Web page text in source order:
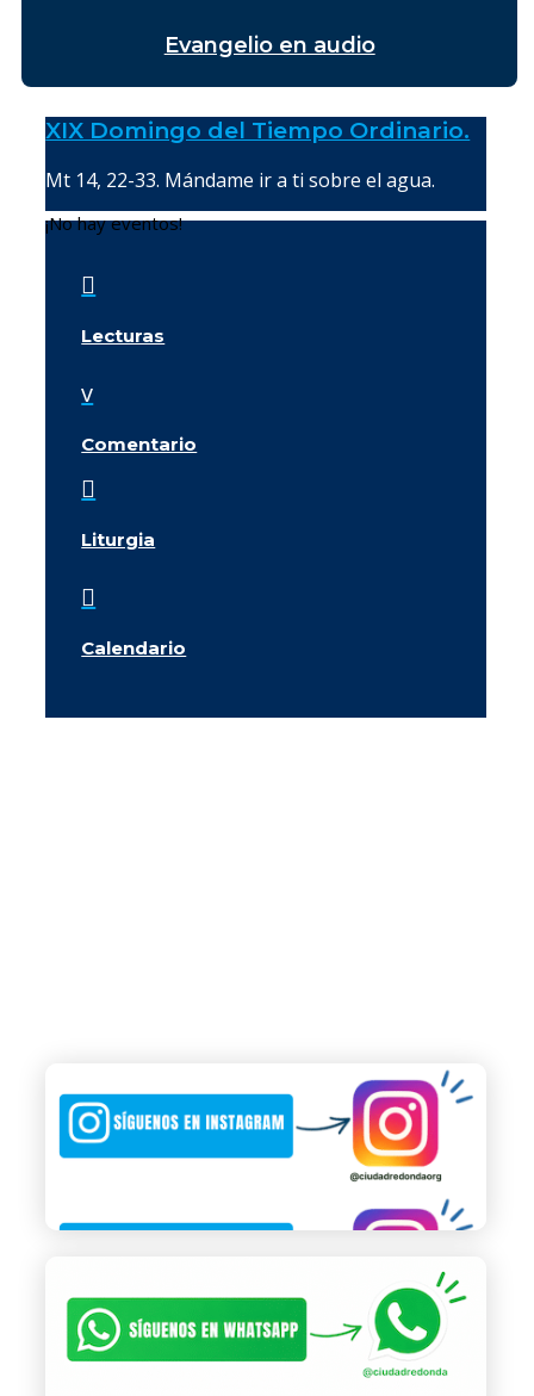
Evangelio en audio
XIX Domingo del Tiempo Ordinario.
Mt 14, 22-33. Mándame ir a ti sobre el agua.
¡No hay eventos!

Lecturas
v
Comentario

Liturgia

Calendario